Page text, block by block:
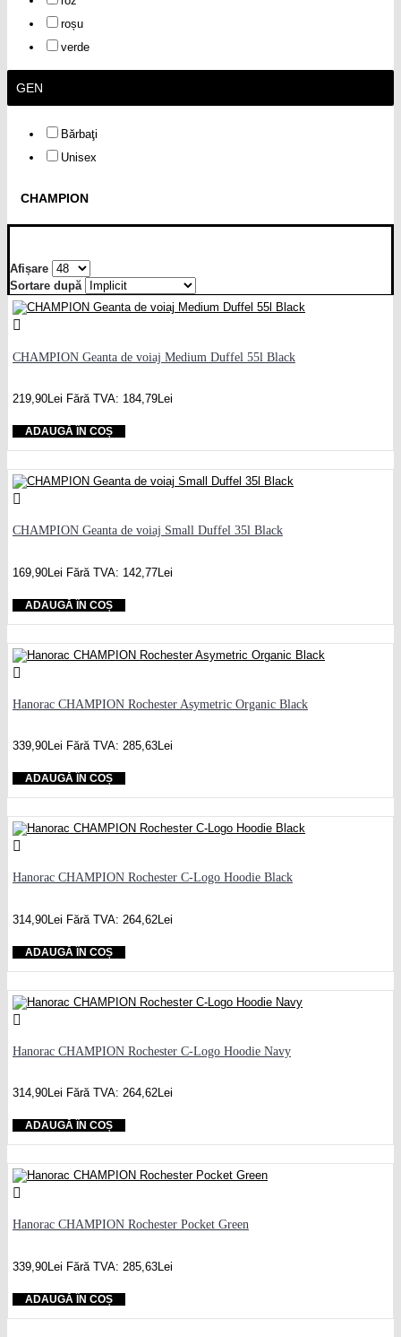
roșu
verde
GEN
Bărbaţi
Unisex
CHAMPION
Afișare
Sortare după
CHAMPION Geanta de voiaj Medium Duffel 55l Black
219,90Lei Fără TVA: 184,79Lei
ADAUGĂ ÎN COȘ
CHAMPION Geanta de voiaj Small Duffel 35l Black
169,90Lei Fără TVA: 142,77Lei
ADAUGĂ ÎN COȘ
Hanorac CHAMPION Rochester Asymetric Organic Black
339,90Lei Fără TVA: 285,63Lei
ADAUGĂ ÎN COȘ
Hanorac CHAMPION Rochester C-Logo Hoodie Black
314,90Lei Fără TVA: 264,62Lei
ADAUGĂ ÎN COȘ
Hanorac CHAMPION Rochester C-Logo Hoodie Navy
314,90Lei Fără TVA: 264,62Lei
ADAUGĂ ÎN COȘ
Hanorac CHAMPION Rochester Pocket Green
339,90Lei Fără TVA: 285,63Lei
ADAUGĂ ÎN COȘ